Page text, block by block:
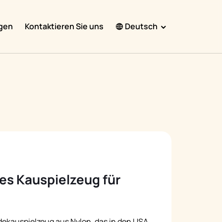
Kontaktieren Sie uns Deutsch
Kauspielzeug für